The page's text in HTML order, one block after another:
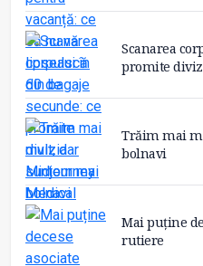
Scanarea
promite
Trăim mai
bolnavi
Mai puține
rutiere